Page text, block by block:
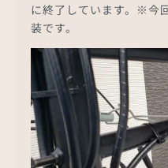
に終了しています。※今
装です。